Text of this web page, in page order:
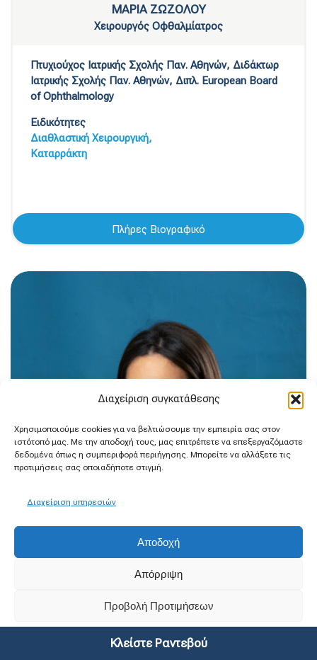
Διαχείριση συγκατάθεσης
Χρησιμοποιούμε cookies για να βελτιώσουμε την εμπειρία σας στον
ιστότοπό μας. Με την αποδοχή τους, μας επιτρέπετε να επεξεργαζόμαστε
δεδομένα όπως η συμπεριφορά περιήγησης. Μπορείτε να αλλάξετε τις
προτιμήσεις σας οποιαδήποτε στιγμή.
Διαχείριση υπηρεσιών
Αποδοχή
Απόρριψη
Προβολή Προτιμήσεων
Πολιτική CookiesΔήλωση Απορρήτου
ΜΑΡΙΑ ΖΩΖΟΛΟΥ
Χειρουργός Οφθαλμίατρος
Πτυχιούχος Ιατρικής Σχολής Παν. Αθηνών, Διδάκτωρ
Ιατρικής Σχολής Παν. Αθηνών, Διπλ. European Board
of Ophthalmology
Ειδικότητες
Διαθλαστική Χειρουργική,
Καταρράκτη
Πλήρες Βιογραφικό
Χειρουργός Οφθαλμίατρος
Κλείστε Ραντεβού